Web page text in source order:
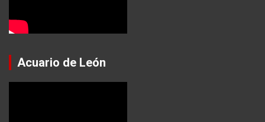
Acuario de León